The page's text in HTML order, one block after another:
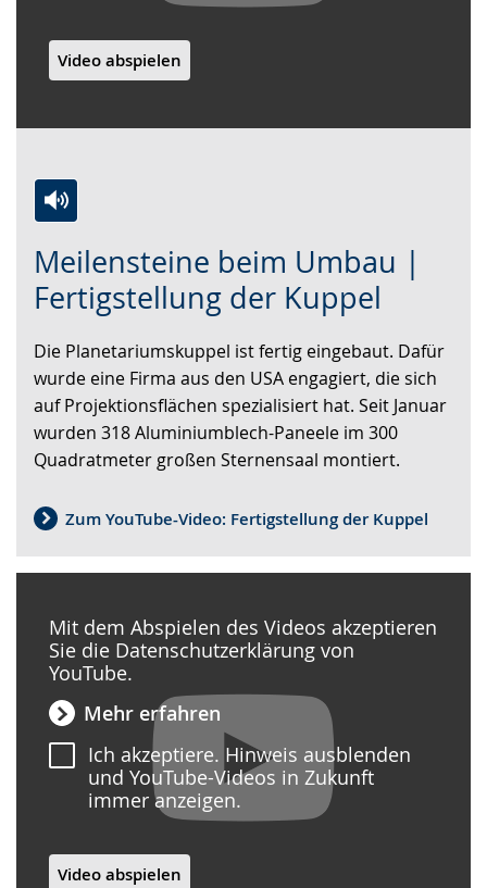
Meilensteine beim Umbau |
Fertigstellung der Kuppel
Leichten
Sprache
wechseln.
Audio-
Unterstützung.
Video
in
Deutscher
Gebärdensprache
wird
angezeigt.
Die Planetariumskuppel ist fertig eingebaut. Dafür
wurde eine Firma aus den USA engagiert, die sich
auf Projektionsflächen spezialisiert hat. Seit Januar
wurden 318 Aluminiumblech-Paneele im 300
Quadratmeter großen Sternensaal montiert.
Zum YouTube-Video: Fertigstellung der Kuppel
Video abspielen
Mit dem Abspielen des Videos akzeptieren
Sie die Datenschutzerklärung von
YouTube.
Mehr erfahren
Ich akzeptiere. Hinweis ausblenden
und YouTube-Videos in Zukunft
immer anzeigen.
Video abspielen